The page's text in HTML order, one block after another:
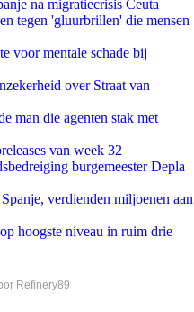
na migratiecrisis Ceuta
tegen 'gluurbrillen' die mensen
voor mentale schade bij
over Straat van
man die agenten stak met
van week 32
burgemeester Depla
verdienden miljoenen aan
hoogste niveau in ruim drie
Refinery89